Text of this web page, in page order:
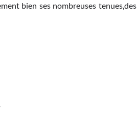
bien ses nombreuses tenues,des